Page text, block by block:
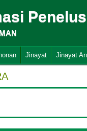
Jinayat Jinayat